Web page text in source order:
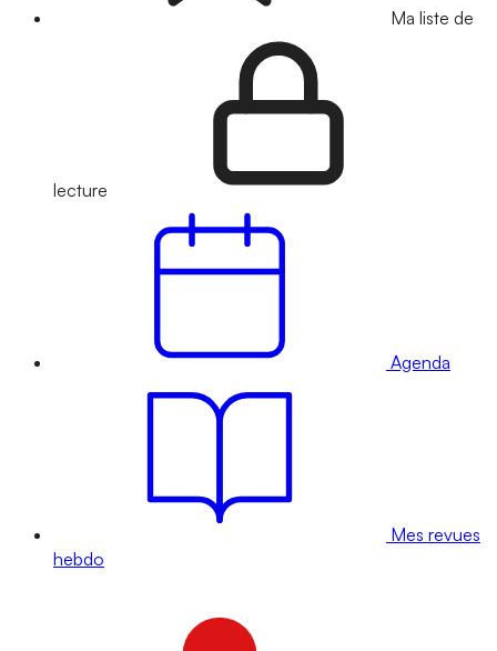
Ma liste de
lecture
Agenda
Mes revues
hebdo